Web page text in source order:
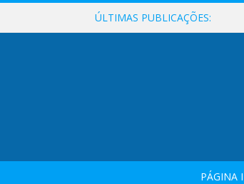
ÚLTIMAS PUBLICAÇÕES:
PÁGINA